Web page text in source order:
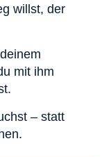
willst, der
mit ihm
– statt